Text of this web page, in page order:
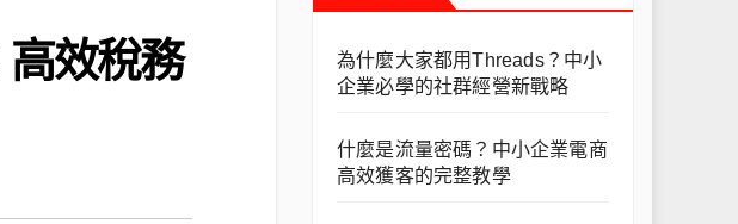
效稅務
為什麼大家都用Threads？中小
企業必學的社群經營新戰略
什麼是流量密碼？中小企業電商
高效獲客的完整教學